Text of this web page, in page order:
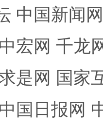
中国新闻网
中宏网 千龙
是网 国家
中国日报网